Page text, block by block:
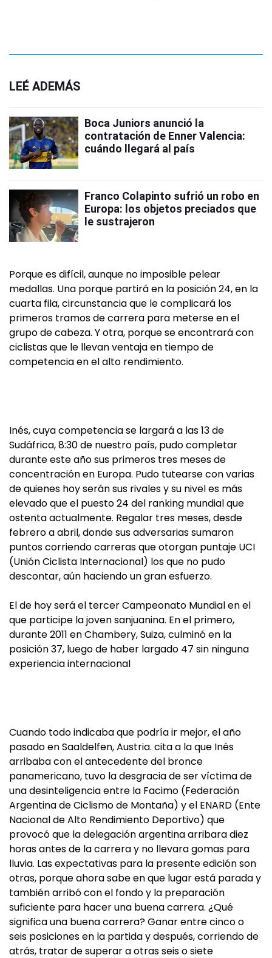
LEÉ ADEMÁS
Boca Juniors anunció la
contratación de Enner Valencia:
cuándo llegará al país
Franco Colapinto sufrió un robo en
Europa: los objetos preciados que
le sustrajeron
Porque es difícil, aunque no imposible pelear
medallas. Una porque partirá en la posición 24, en la
cuarta fila, circunstancia que le complicará los
primeros tramos de carrera para meterse en el
grupo de cabeza. Y otra, porque se encontrará con
ciclistas que le llevan ventaja en tiempo de
competencia en el alto rendimiento.
Inés, cuya competencia se largará a las 13 de
Sudáfrica, 8:30 de nuestro país, pudo completar
durante este año sus primeros tres meses de
concentración en Europa. Pudo tutearse con varias
de quienes hoy serán sus rivales y su nivel es más
elevado que el puesto 24 del ranking mundial que
ostenta actualmente. Regalar tres meses, desde
febrero a abril, donde sus adversarias sumaron
puntos corriendo carreras que otorgan puntaje UCI
(Unión Ciclista Internacional) los que no pudo
descontar, aún haciendo un gran esfuerzo.
El de hoy será el tercer Campeonato Mundial en el
que participe la joven sanjuanina. En el primero,
durante 2011 en Chambery, Suiza, culminó en la
posición 37, luego de haber largado 47 sin ninguna
experiencia internacional
Cuando todo indicaba que podría ir mejor, el año
pasado en Saaldelfen, Austria. cita a la que Inés
arribaba con el antecedente del bronce
panamericano, tuvo la desgracia de ser víctima de
una desinteligencia entre la Facimo (Federación
Argentina de Ciclismo de Montaña) y el ENARD (Ente
Nacional de Alto Rendimiento Deportivo) que
provocó que la delegación argentina arribara diez
horas antes de la carrera y no llevara gomas para
lluvia. Las expectativas para la presente edición son
otras, porque ahora sabe en que lugar está parada y
también arribó con el fondo y la preparación
suficiente para hacer una buena carrera. ¿Qué
significa una buena carrera? Ganar entre cinco o
seis posiciones en la partida y después, corriendo de
atrás, tratar de superar a otras seis o siete